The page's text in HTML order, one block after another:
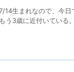
14生まれなので、今日
う3歳に近付いている